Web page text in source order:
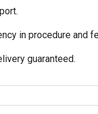
in procedure and
guaranteed.